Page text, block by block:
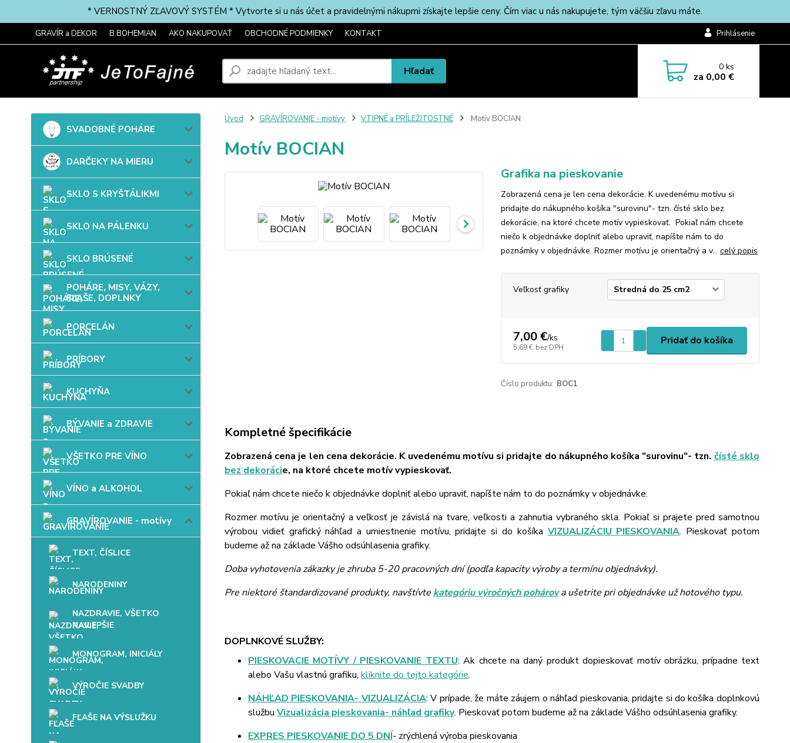
* VERNOSTNÝ ZĽAVOVÝ SYSTÉM * Vytvorte si u nás účet a pravidelnými nákupmi získajte lepšie ceny. Čím viac u nás nakupujete, tým väčšiu zľavu máte.
GRAVÍR a DEKOR B.BOHEMIAN AKO NAKUPOVAŤ OBCHODNÉ PODMIENKY KONTAKT Prihlásenie
Hľadať 0ks
za 0,00 €
SVADOBNÉ POHÁRE
DARČEKY NA MIERU
SKLO S KRYŠTÁLIKMI
SKLO NA PÁLENKU
SKLO BRÚSENÉ
POHÁRE, MISY, VÁZY,
FĽAŠE, DOPLNKY
PORCELÁN
PRÍBORY
KUCHYŇA
BÝVANIE a ZDRAVIE
VŠETKO PRE VÍNO
VÍNO a ALKOHOL
GRAVÍROVANIE - motívy
TEXT, ČÍSLICE
NARODENINY
NAZDRAVIE, VŠETKO
NAJLEPŠIE
MONOGRAM, INICIÁLY
VÝROČIE SVADBY
FĽAŠE NA VÝSLUŽKU
Úvod GRAVÍROVANIE - motívy VTIPNÉ a PRÍLEŽITOSTNÉ Motív BOCIAN
Motív BOCIAN
Grafika na pieskovanie
Zobrazená cena je len cena dekorácie. K uvedenému motívu si
pridajte do nákupného košíka "surovinu"- tzn. čísté sklo bez
dekorácie, na ktoré chcete motív vypieskovať. Pokiaľ nám chcete
niečo k objednávke doplniť alebo upraviť, napíšte nám to do
poznámky v objednávke. Rozmer motívu je orientačný a v... celý popis
Veľkosť grafiky
7,00 €/ks
5,69 € bez DPH
Pridať do košíka
Číslo produktu: BOC1
Kompletné špecifikácie
Zobrazená cena je len cena dekorácie. K uvedenému motívu si pridajte do nákupného košíka "surovinu"- tzn. čísté sklo
bez dekorácie, na ktoré chcete motív vypieskovať.
Pokiaľ nám chcete niečo k objednávke doplniť alebo upraviť, napíšte nám to do poznámky v objednávke.
Rozmer motívu je orientačný a veľkosť je závislá na tvare, veľkosti a zahnutia vybraného skla. Pokiaľ si prajete pred samotnou
výrobou vidieť grafický náhľad a umiestnenie motívu, pridajte si do košíka VIZUALIZÁCIU PIESKOVANIA. Pieskovať potom
budeme až na základe Vášho odsúhlasenia grafiky.
Doba vyhotovenia zákazky je zhruba 5-20 pracovných dní (podľa kapacity výroby a termínu objednávky).
Pre niektoré štandardizované produkty, navštívte kategóriu výročných pohárova ušetrite pri objednávke už hotového typu.
DOPLNKOVÉ SLUŽBY:
PIESKOVACIE MOTÍVY / PIESKOVANIE TEXTU: Ak chcete na daný produkt dopieskovať motív obrázku, prípadne text
alebo Vašu vlastnú grafiku, kliknite do tejto kategórie.
NÁHĽAD PIESKOVANIA- VIZUALIZÁCIA: V prípade, že máte záujem o náhľad pieskovania, pridajte si do košíka doplnkovú
službu Vizualizácia pieskovania- náhľad grafiky. Pieskovať potom budeme až na základe Vášho odsúhlasenia grafiky.
EXPRES PIESKOVANIE DO 5 DNÍ- zrýchlená výroba pieskovania